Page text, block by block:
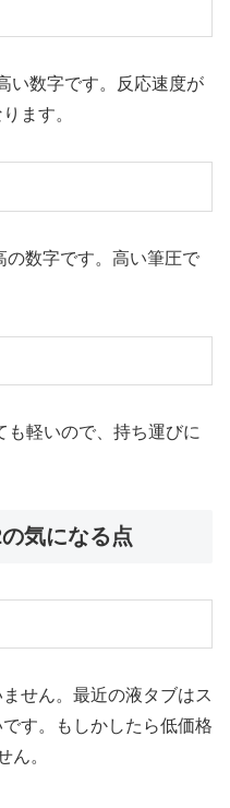
い数字です。反応速度が
ます。
の数字です。高い筆圧で
も軽いので、持ち運びに
気になる点
せん。最近の液タブはス
す。もしかしたら低価格
ん。